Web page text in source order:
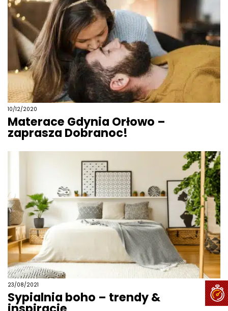
10/12/2020
Materace Gdynia Orłowo –
zaprasza Dobranoc!
23/08/2021
Sypialnia boho – trendy &